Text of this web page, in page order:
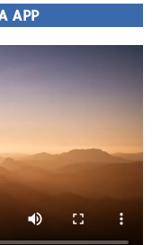
APP